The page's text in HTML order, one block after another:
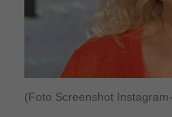
(Foto Screenshot